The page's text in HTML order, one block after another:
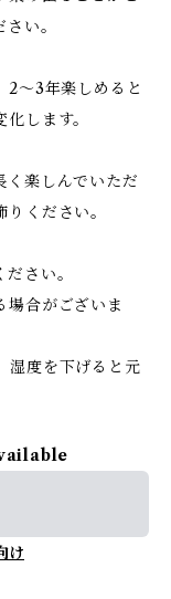
い。
～3年楽しめると
します。
楽しんでいただ
ください。
さい。
合がございま
湿度を下げると元
け